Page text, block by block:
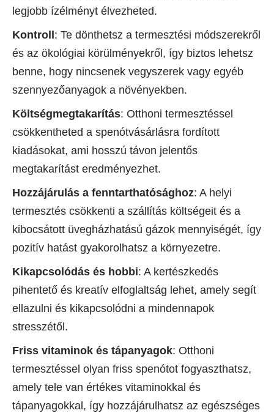
legjobb ízélményt élvezheted.
Kontroll : Te dönthetsz a termesztési módszerekről
és az ökológiai körülményekről, így biztos lehetsz
benne, hogy nincsenek vegyszerek vagy egyéb
szennyezőanyagok a növényekben.
Költségmegtakarítás: Otthoni termesztéssel
csökkentheted a spenótvásárlásra fordított
kiadásokat, ami hosszú távon jelentős
megtakarítást eredményezhet.
Hozzájárulás a fenntarthatósághoz: A helyi
termesztés csökkenti a szállítás költségeit és a
kibocsátott üvegházhatású gázok mennyiségét, így
pozitív hatást gyakorolhatsz a környezetre.
Kikapcsolódás és hobbi: A kertészkedés
pihentető és kreatív elfoglaltság lehet, amely segít
ellazulni és kikapcsolódni a mindennapok
stresszétől.
Friss vitaminok és tápanyagok: Otthoni
termesztéssel olyan friss spenótot fogyaszthatsz,
amely tele van értékes vitaminokkal és
tápanyagokkal, így hozzájárulhatsz az egészséges